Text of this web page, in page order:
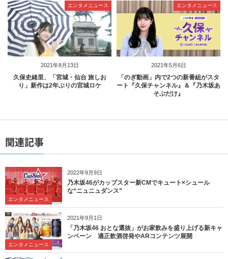
2021年8月13日
エンタメニュース
久保史緒里、「宮城・仙台 旅しお
り」新作は2年ぶりの宮城ロケ
2021年5月6日
エンタメニュース
「のぎ動画」内で2つの新番組がスタ
ート『久保チャンネル』＆『乃木坂あ
そぶだけ』
関連記事
2022年9月9日
エンタメニュース
乃木坂46がカップスター新CMでキュート×シュール
な“ニュニュダンス”
2021年9月1日
エンタメニュース
「乃木坂46 おとな選抜」がお家飲みを盛り上げる新キャ
ンペーン 適正飲酒啓発やARコンテンツ展開